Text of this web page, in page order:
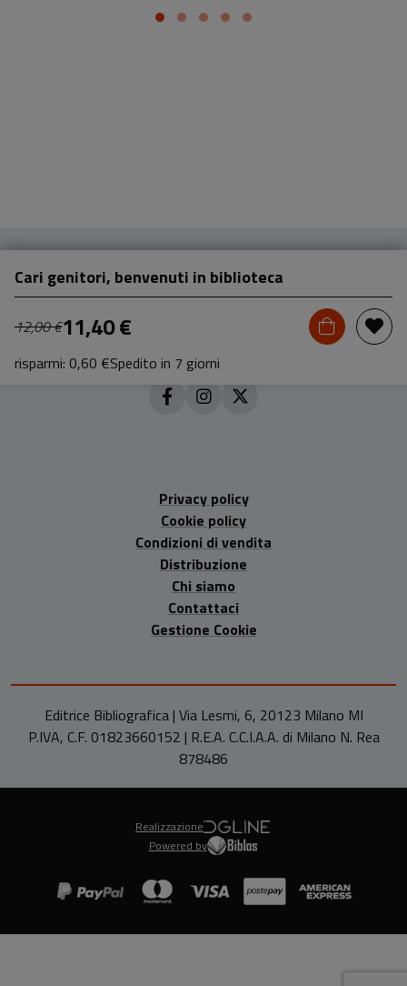
Cari genitori, benvenuti in biblioteca
12,00 €11,40 €
risparmi: 0,60 €Spedito in 7 giorni
Privacy policy
Cookie policy
Condizioni di vendita
Distribuzione
Chi siamo
Contattaci
Gestione Cookie
Editrice Bibliografica | Via Lesmi, 6, 20123 Milano MI
P.IVA, C.F. 01823660152 | R.E.A. C.C.I.A.A. di Milano N. Rea
878486
Realizzazione
Powered by